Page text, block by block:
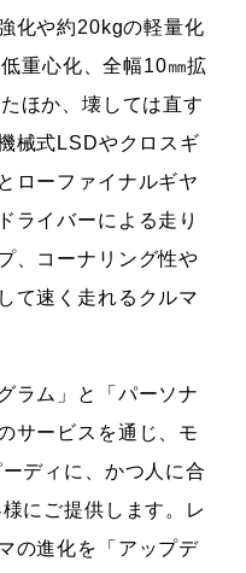
化や約20kgの軽量化
重心化、全幅10㎜拡
ほか、壊しては直す
械式LSDやクロスギ
ローファイナルギヤ
ライバーによる走り
、コーナリング性や
て速く走れるクルマ
ラム」と「パーソナ
サービスを通じ、モ
ディに、かつ人に合
にご提供します。レ
の進化を「アップデ